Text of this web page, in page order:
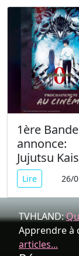
1ère Bande
annonce:
Jujutsu
Lire 26/
TVHLAND:
Apprendre à
articles...